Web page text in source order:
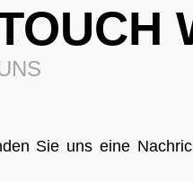
Sie uns eine